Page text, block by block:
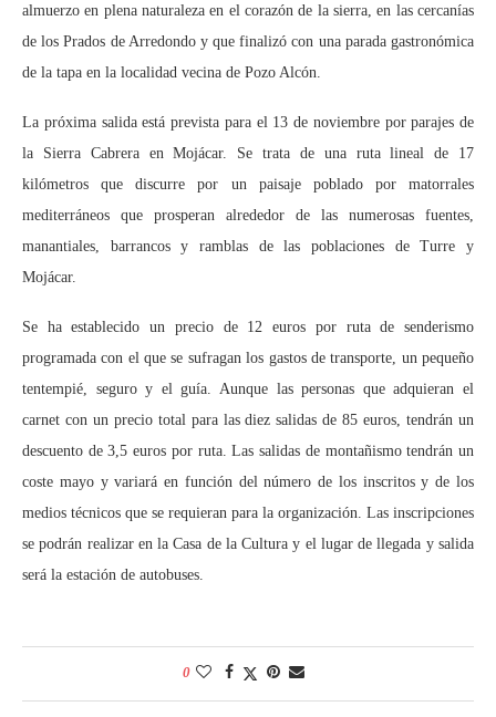
almuerzo en plena naturaleza en el corazón de la sierra, en las cercanías
de los Prados de Arredondo y que finalizó con una parada gastronómica
de la tapa en la localidad vecina de Pozo Alcón.
La próxima salida está prevista para el 13 de noviembre por parajes de
la Sierra Cabrera en Mojácar. Se trata de una ruta lineal de 17
kilómetros que discurre por un paisaje poblado por matorrales
mediterráneos que prosperan alrededor de las numerosas fuentes,
manantiales, barrancos y ramblas de las poblaciones de Turre y
Mojácar.
Se ha establecido un precio de 12 euros por ruta de senderismo
programada con el que se sufragan los gastos de transporte, un pequeño
tentempié, seguro y el guía. Aunque las personas que adquieran el
carnet con un precio total para las diez salidas de 85 euros, tendrán un
descuento de 3,5 euros por ruta. Las salidas de montañismo tendrán un
coste mayo y variará en función del número de los inscritos y de los
medios técnicos que se requieran para la organización. Las inscripciones
se podrán realizar en la Casa de la Cultura y el lugar de llegada y salida
será la estación de autobuses.
0